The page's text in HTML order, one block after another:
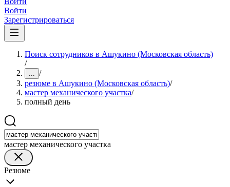
Войти
Зарегистрироваться
Поиск сотрудников в Ашукино (Московская область)
/
... /
резюме в Ашукино (Московская область)/
мастер механического участка/
полный день
мастер механического участка
Резюме